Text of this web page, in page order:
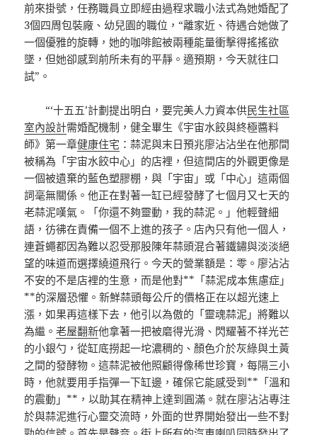
前來掛號，任務職員立即經由過程求職小法式為她婚配了
3個四周包裝廠、幼兒園的職位，“離家近、待遇合她做了
一個優雅的旋轉，她的咖啡館被兩種能量衝擊得搖搖欲
墜，但她卻感到前所未有的平靜。適預期，今天就往口
試”。
“‘十五五’計劃提出明白，要完美人力資本供民生社區
室內設計需婚配機制，健全畢生《宇宙水餃與終極醬料
師》第一章健康住宅 ：蒜泥與末日預兆廖沾沾坐在他那間
被稱為「宇宙水餃中心」的店裡，但這間店的外觀更像是
一個被遺棄的藍色塑膠棚，與「宇宙」或「中心」這兩個
詞毫無關係。他正在對著一缸已經發酵了七個月又七天的
老蒜泥嘆氣。「你還不夠靈動，我的蒜泥。」他輕聲細
語，彷彿在責備一個不上進的孩子。店內只有他一個人，
連蒼蠅都因為難以忍受那股陳年蒜頭混合著鐵鏽與淡淡絕
望的味道而選擇繞道飛行。今天的營業額是：零。廖沾沾
不安的不是店裡的生意，而是他對**「蒜泥成本焦慮症」
**的深層恐懼。新鮮蒜頭每公斤的價格正在以超光速上
漲，如果再這樣下去，他引以為傲的「靈魂蒜泥」將難以
為繼。老屋翻新他拿著一把被磨得光滑、閃耀著不祥光芒
的小銀勺，從缸底撈起一坨濃稠的、顏色介於灰綠與土黃
之間的發酵物。這蒜泥被他照顧得像稀世珍寶，每隔三小
時，他就要用手指彈一下缸邊，確保它能感受到**「溫和
的震動」**，以助其在精神上達到圓滿。就在廖沾沾專注
於與蒜泥進行心靈交流時，外面的世界開始發出一些不對